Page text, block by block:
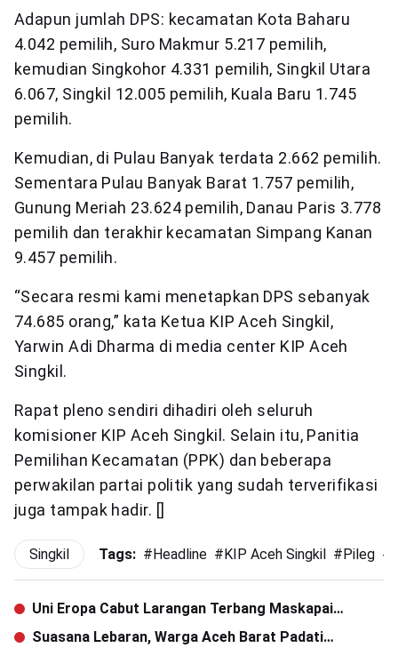
Adapun jumlah DPS: kecamatan Kota Baharu
4.042 pemilih, Suro Makmur 5.217 pemilih,
kemudian Singkohor 4.331 pemilih, Singkil Utara
6.067, Singkil 12.005 pemilih, Kuala Baru 1.745
pemilih.
Kemudian, di Pulau Banyak terdata 2.662 pemilih.
Sementara Pulau Banyak Barat 1.757 pemilih,
Gunung Meriah 23.624 pemilih, Danau Paris 3.778
pemilih dan terakhir kecamatan Simpang Kanan
9.457 pemilih.
“Secara resmi kami menetapkan DPS sebanyak
74.685 orang,” kata Ketua KIP Aceh Singkil,
Yarwin Adi Dharma di media center KIP Aceh
Singkil.
Rapat pleno sendiri dihadiri oleh seluruh
komisioner KIP Aceh Singkil. Selain itu, Panitia
Pemilihan Kecamatan (PPK) dan beberapa
perwakilan partai politik yang sudah terverifikasi
juga tampak hadir. []
Singkil Tags: # Headline # KIP Aceh Singkil # Pileg #
Uni Eropa Cabut Larangan Terbang Maskapai
Indonesia
Suasana Lebaran, Warga Aceh Barat Padati